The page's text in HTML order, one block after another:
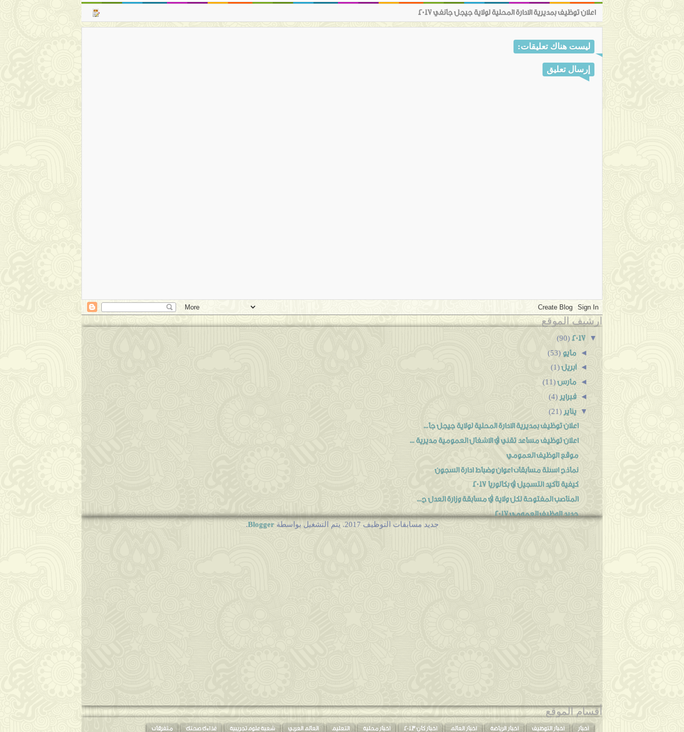
اعلان توظيف بمديرية الادارة المحلية لولاية جيجل جانفي 2017
ليست هناك تعليقات:
إرسال تعليق
ارشيف الموقع
▼
2017
(90)
◄ مايو (53)
◄أبريل(1)
◄مارس(11)
◄فبراير(4)
▼يناير(21)
اعلان توظيف بمديرية الادارة المحلية لولاية جيجل جا...
اعلان توظيف مساعد تقني في الاشغال العمومية مديرية ...
موقع الوظيف العمومي
نماذج اسئلة مسابقات اعوان وضباط ادارة السجون
كيفية تأكيد التسجيل في بكالوريا 2017
المناصب المفتوحة لكل ولاية في مسابقة وزارة العدل ج...
جديد الوظيف العمومي 2017
توظيف امين قسم ضبط رئيسي جانفي 2017
توظيف معاون امين ضبط جانفي 2017
جديد مسابقات التوظيف 2017. يتم التشغيل بواسطة Blogger
.
أقسام الموقع
أخبار أخبار التوظيف أخبار الرياضة اخبار العالم اخبار كان 2013 اخبار محلية التعليم العالم العربي شعبة علوم تجريبية غذاءك صحتك متفرقات